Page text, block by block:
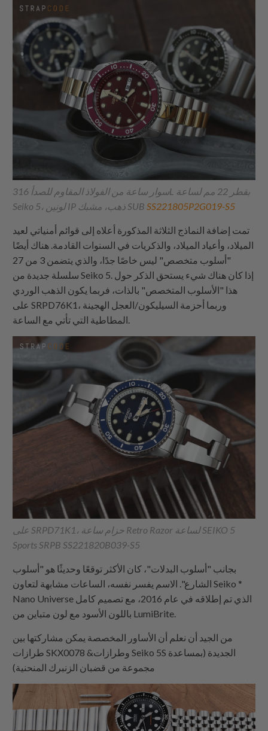
سوار ساعة من الفولاذ المقاوم للصدأ 316L بقطر 22 مم لساعة
Seiko 5، لونين IP ذهب، مشبك SUBSS221805P2G019-S5
تمت إضافة النماذج الثلاثة المذكورة أعلاه إلى قوائم أمنياتي لعيد
الميلاد، وأعياد الميلاد، والذكريات في السنوات القادمة. هناك أيضًا
"أسلوب متخصص" ليس خاصًا جدًا، والذي يتضمن 3 من 27
سلسلة جديدة من Seiko 5. إذا كان هناك شيء يستحق الذكر حول
هذا "الأسلوب المتخصص" بالذات، فربما يكون الذهب الوردي
على SRPD76K1، وربما أحزمة السيليكون/العجل الهجينة
المطاطية التي تأتي مع الساعة.
على SRPD71K1، حزام ساعة Retro Razor لساعة SEIKO 5
Sports SRPB SS221820B039-S5
بجانب "أسلوب البدلات"، كان الأكثر توقعًا وحديثًا هو "أسلوب
الشارع". الاسم يفسر نفسه، الساعات مشابهة لتعاون Seiko *
Nano Universe الذي تم إطلاقه في عام 2016، مع تصميم كامل
باللون الأسود مع لون متباين من LumiBrite.
من الجيد أن نعلم أن الأساور المخصصة يمكن مشاركتها بين
طرازات SKX0078 &وطرازات Seiko 5S الجديدة (بمساعدة
مجموعة من قضبان الزنبرك المنحنية)